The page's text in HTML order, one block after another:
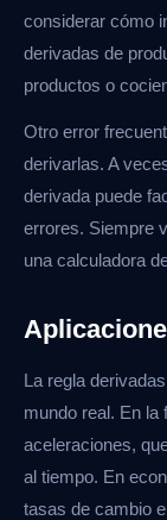
considerar cómo
derivadas de
productos o
Otro error
derivarlas. A
derivada puede
errores. Siempre
una calculadora
La regla
mundo real. En
aceleraciones,
al tiempo. En
tasas de cambio